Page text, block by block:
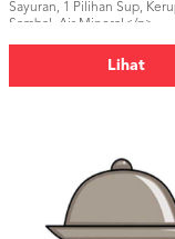
Sayuran, 1 Pilihan Sup,
Sambal, Air Mineral</p>
Lihat